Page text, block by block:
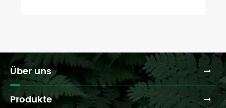
Über uns
Produkte